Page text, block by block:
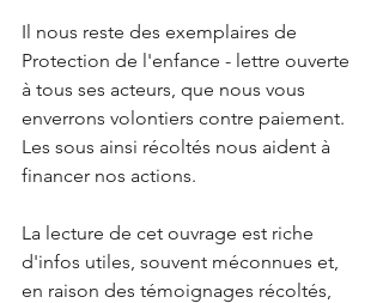
Il nous reste des exemplaires de
Protection de l'enfance - lettre ouverte
à tous ses acteurs, que nous vous
enverrons volontiers contre paiement.
Les sous ainsi récoltés nous aident à
financer nos actions.
La lecture de cet ouvrage est riche
d'infos utiles, souvent méconnues et,
en raison des témoignages récoltés,